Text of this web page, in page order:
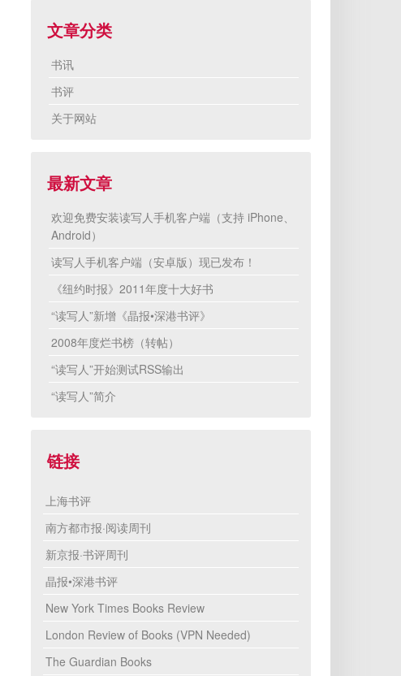
文章分类
书讯
书评
关于网站
最新文章
欢迎免费安装读写人手机客户端（支持 iPhone、
Android）
读写人手机客户端（安卓版）现已发布！
《纽约时报》2011年度十大好书
“读写人”新增《晶报•深港书评》
2008年度烂书榜（转帖）
“读写人”开始测试RSS输出
“读写人”简介
链接
上海书评
南方都市报·阅读周刊
新京报·书评周刊
晶报•深港书评
New York Times Books Review
London Review of Books (VPN Needed)
The Guardian Books